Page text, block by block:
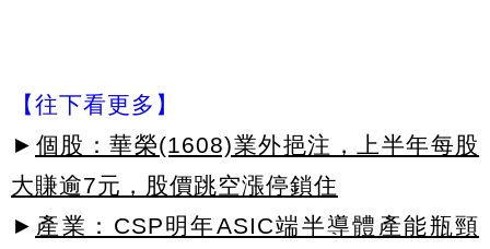
【往下看更多】
► 個股：華榮(1608)業外挹注，上半年每股
大賺逾7元，股價跳空漲停鎖住
► 產業：CSP明年ASIC端半導體產能瓶頸